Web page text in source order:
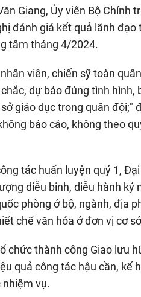
Giang, Ủy viên Bộ Chính
đánh giá kết quả lãnh
tâm tháng 4/2024.
viên, chiến sỹ toàn
dự báo đúng tình hình,
giáo dục trong quân đội;"
báo cáo, không theo
tác huấn luyện quý 1,
diễu binh, diễu hành kỷ
phòng ở bộ, ngành, địa
chế văn hóa ở đơn vị cơ
chức thành công Giao lưu
quả công tác hậu cần, kế
nhiệm vụ.